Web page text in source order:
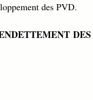
des PVD.